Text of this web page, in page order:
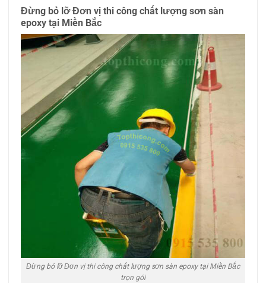
Đừng bỏ lỡĐơn vị thi công chất lượng sơn sàn
epoxy tại Miền Bắc
Đừng bỏ lỡ Đơn vị thi công chất lượng sơn sàn epoxy tại Miền Bắc
trọn gói